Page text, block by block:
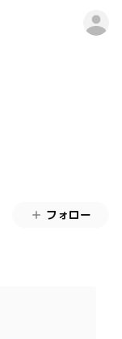
フォロー